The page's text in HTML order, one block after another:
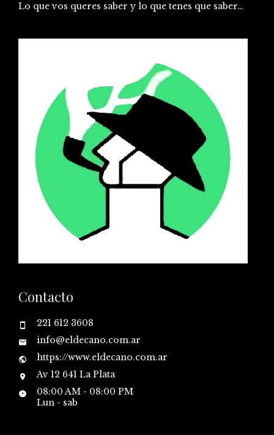
Lo que vos queres saber y lo que tenes que saber…
Contacto
221 612 3608
info@eldecano.com.ar
https://www.eldecano.com.ar
Av 12 641 La Plata
08:00 AM - 08:00 PM
Lun - sab